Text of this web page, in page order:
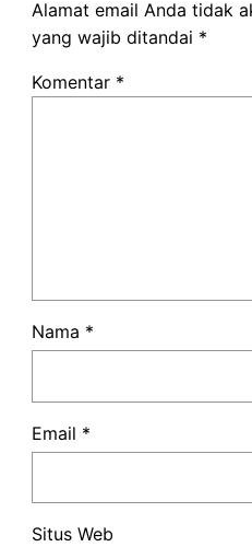
Alamat email Anda tidak
yang wajib ditandai *
Komentar *
Nama *
Email *
Situs Web